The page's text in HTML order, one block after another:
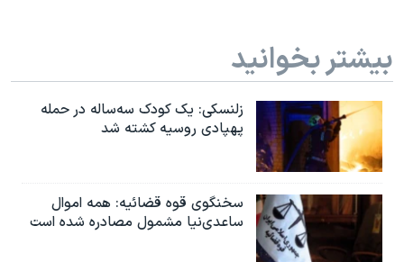
بیشتر بخوانید
زلنسکی: یک کودک سه‌ساله در حمله
پهپادی روسیه کشته شد
سخنگوی قوه قضائیه: همه اموال
ساعدی‌نیا مشمول مصادره شده است